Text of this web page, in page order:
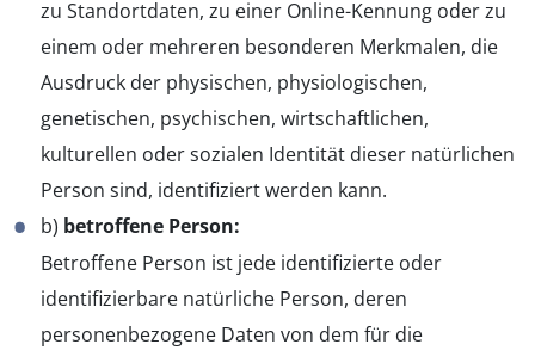
zu Standortdaten, zu einer Online-Kennung oder zu
einem oder mehreren besonderen Merkmalen, die
Ausdruck der physischen, physiologischen,
genetischen, psychischen, wirtschaftlichen,
kulturellen oder sozialen Identität dieser natürlichen
Person sind, identifiziert werden kann.
b) betroffene Person:
Betroffene Person ist jede identifizierte oder
identifizierbare natürliche Person, deren
personenbezogene Daten von dem für die